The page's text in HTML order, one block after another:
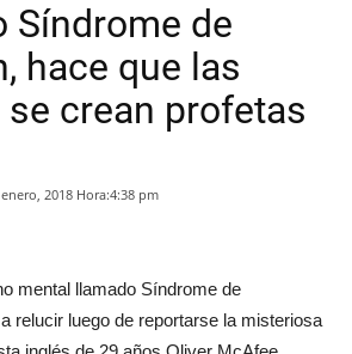
Síndrome de
hace que las
crean profetas
enero, 2018 Hora:4:38 pm
mental llamado Síndrome de
relucir luego de reportarse la misteriosa